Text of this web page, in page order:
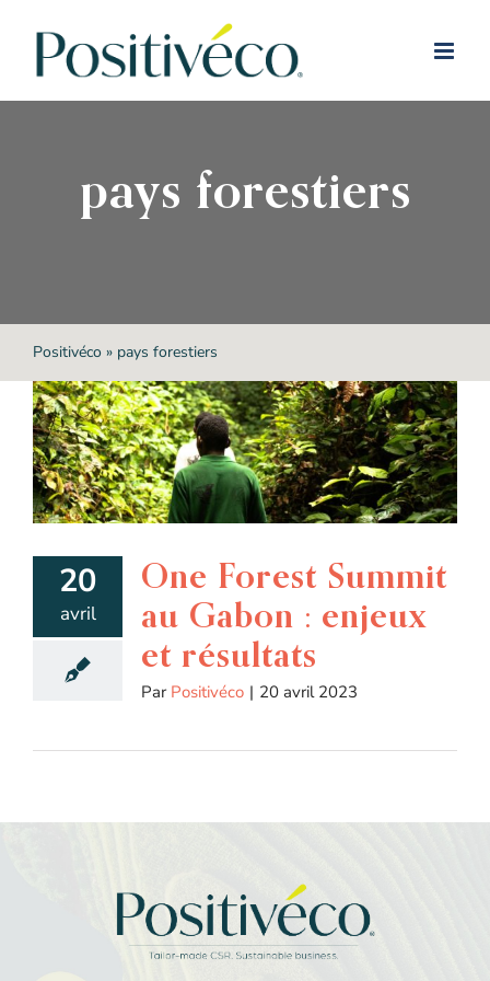
pays forestiers
Positivéco» pays forestiers
20
avril
One Forest Summit
au Gabon : enjeux
et résultats
Par Positivéco | 20 avril 2023